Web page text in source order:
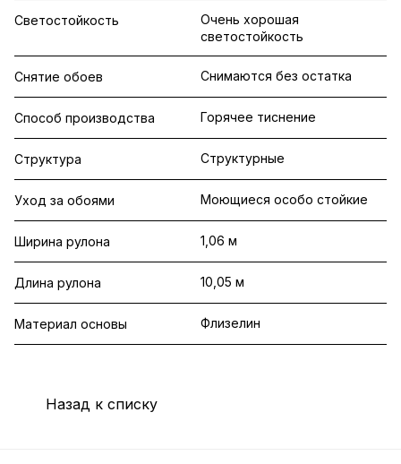
Светостойкость
Очень хорошая
светостойкость
Снятие обоев Снимаются без остатка
Способ производства Горячее тиснение
Структура Структурные
Уход за обоями Моющиеся особо стойкие
Ширина рулона 1,06 м
Длина рулона 10,05 м
Материал основы Флизелин
Назад к списку